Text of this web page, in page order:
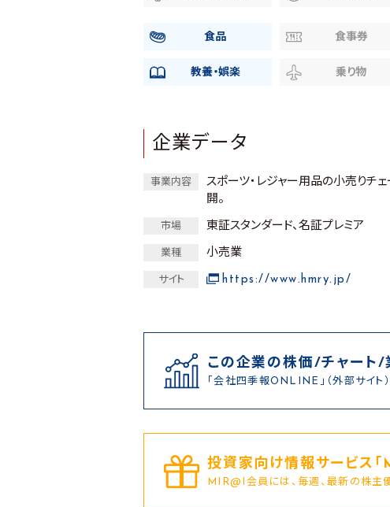
食品 食事券
教養・娯楽 乗り物
企業データ
事業内容
スポーツ・レジャー用品の小売りチ
開。
市場 東証スタンダード、名証プレミア
業種 小売業
サイト https://www.hmry.jp/
この企業の株価/チャート/
「会社四季報ONLINE」（外部サイト
投資家向け情報サービス｢
MIR@I会員には、毎週、最新の株主